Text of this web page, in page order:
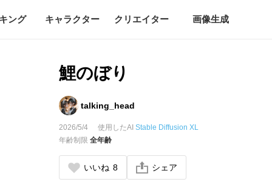
ング キャラクター クリエイター 画像生成
鯉のぼり
talking_head
2026/5/4 使用したAIStable Diffusion XL
年齢制限全年齢
いいね 8 シェア